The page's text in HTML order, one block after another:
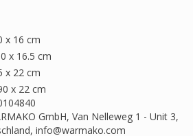
x 16 cm
x 16.5 cm
x 22 cm
x 22 cm
GmbH, Van Nelleweg 1 - Unit 3,
info@warmako.com